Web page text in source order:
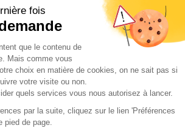
une ressource énergétique...